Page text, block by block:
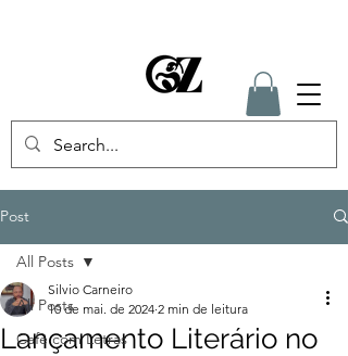
Post
All Posts
Café com Letras
All Posts
Lançamento Literário no
Silvio Carneiro
10 de mai. de 2024 2 min de leitura